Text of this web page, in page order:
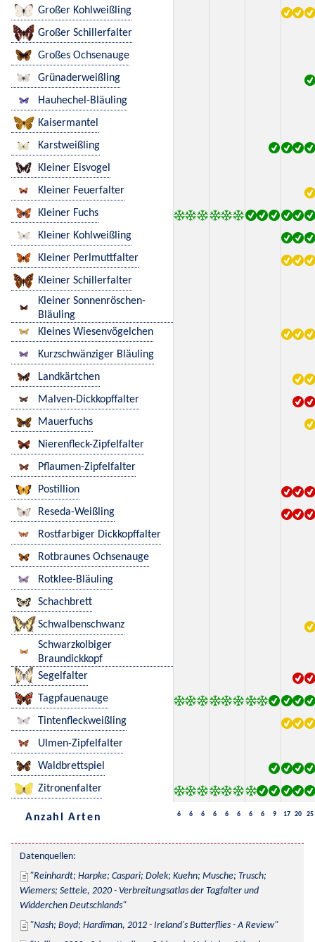
Großer Kohlweißling
Großer Schillerfalter
Großes Ochsenauge
Grünaderweißling
Hauhechel-Bläuling
Kaisermantel
Karstweißling
Kleiner Eisvogel
Kleiner Feuerfalter
Kleiner Fuchs
Kleiner Kohlweißling
Kleiner Perlmuttfalter
Kleiner Schillerfalter
Kleiner Sonnenröschen-
Bläuling
Kleines Wiesenvögelchen
Kurzschwänziger Bläuling
Landkärtchen
Malven-Dickkopffalter
Mauerfuchs
Nierenfleck-Zipfelfalter
Pflaumen-Zipfelfalter
Postillion
Reseda-Weißling
Rostfarbiger Dickkopffalter
Rotbraunes Ochsenauge
Rotklee-Bläuling
Schachbrett
Schwalbenschwanz
Schwarzkolbiger
Braundickkopf
Segelfalter
Tagpfauenauge
Tintenfleckweißling
Ulmen-Zipfelfalter
Waldbrettspiel
Zitronenfalter
Anzahl Arten 6 6 6 6 6 6 6 6 9 17 20 25
Datenquellen:
Reinhardt; Harpke; Caspari; Dolek; Kuehn; Musche; Trusch;
Wiemers; Settele, 2020 - Verbreitungsatlas der Tagfalter und
Widderchen Deutschlands
Nash; Boyd; Hardiman, 2012 - Ireland's Butterflies - A Review